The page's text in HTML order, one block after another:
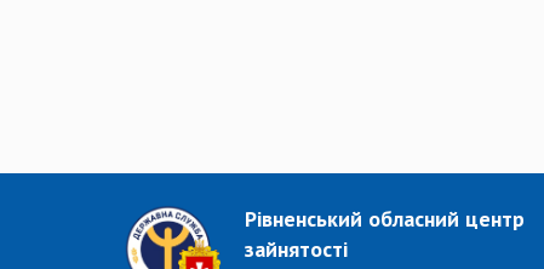
Рівненський обласний центр
зайнятості